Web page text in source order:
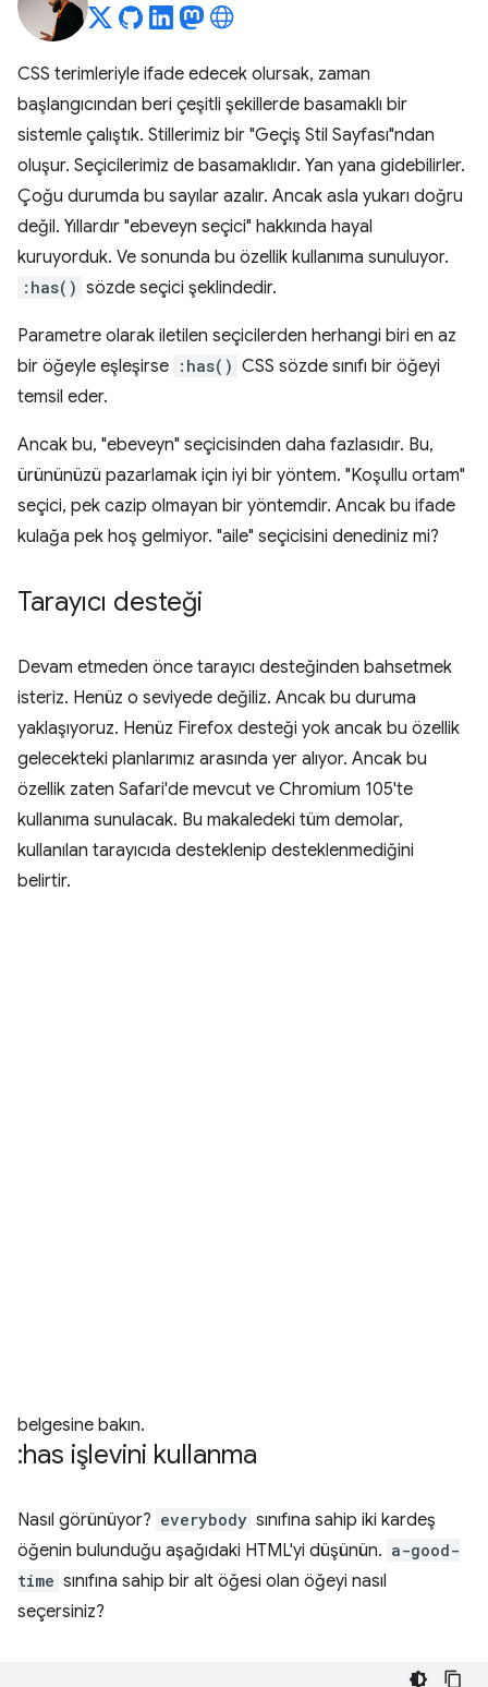
CSS terimleriyle ifade edecek olursak, zaman
başlangıcından beri çeşitli şekillerde basamaklı bir
sistemle çalıştık. Stillerimiz bir "Geçiş Stil Sayfası"ndan
oluşur. Seçicilerimiz de basamaklıdır. Yan yana gidebilirler.
Çoğu durumda bu sayılar azalır. Ancak asla yukarı doğru
değil. Yıllardır "ebeveyn seçici" hakkında hayal
kuruyorduk. Ve sonunda bu özellik kullanıma sunuluyor.
:has() sözde seçici şeklindedir.
Parametre olarak iletilen seçicilerden herhangi biri en az
bir öğeyle eşleşirse :has() CSS sözde sınıfı bir öğeyi
temsil eder.
Ancak bu, "ebeveyn" seçicisinden daha fazlasıdır. Bu,
ürününüzü pazarlamak için iyi bir yöntem. "Koşullu ortam"
seçici, pek cazip olmayan bir yöntemdir. Ancak bu ifade
kulağa pek hoş gelmiyor. "aile" seçicisini denediniz mi?
Tarayıcı desteği
Devam etmeden önce tarayıcı desteğinden bahsetmek
isteriz. Henüz o seviyede değiliz. Ancak bu duruma
yaklaşıyoruz. Henüz Firefox desteği yok ancak bu özellik
gelecekteki planlarımız arasında yer alıyor. Ancak bu
özellik zaten Safari'de mevcut ve Chromium 105'te
kullanıma sunulacak. Bu makaledeki tüm demolar,
kullanılan tarayıcıda desteklenip desteklenmediğini
belirtir.
belgesine bakın.
:has işlevini kullanma
Nasıl görünüyor? everybody sınıfına sahip iki kardeş
öğenin bulunduğu aşağıdaki HTML'yi düşünün. a-good-
time sınıfına sahip bir alt öğesi olan öğeyi nasıl
seçersiniz?